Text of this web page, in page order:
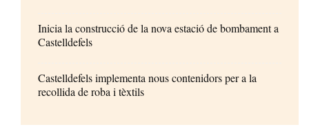
Inicia la construcció de la nova estació de bombament a
Castelldefels
Castelldefels implementa nous contenidors per a la
recollida de roba i tèxtils